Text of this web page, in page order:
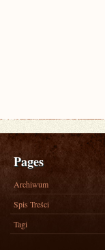
Pages
Archiwum
Spis Treści
Tagi